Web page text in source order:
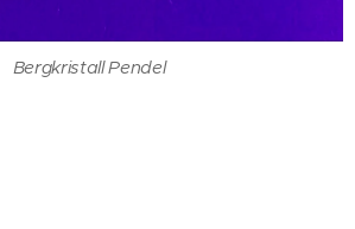
Bergkristall Pendel